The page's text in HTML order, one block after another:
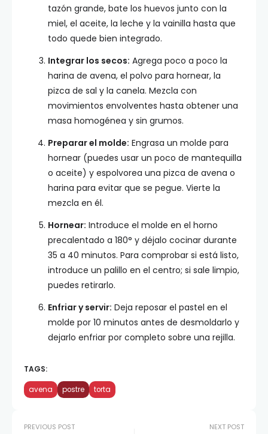
tazón grande, bate los huevos junto con la
miel, el aceite, la leche y la vainilla hasta que
todo quede bien integrado.
Integrar los secos: Agrega poco a poco la
harina de avena, el polvo para hornear, la
pizca de sal y la canela. Mezcla con
movimientos envolventes hasta obtener una
masa homogénea y sin grumos.
Preparar el molde: Engrasa un molde para
hornear (puedes usar un poco de mantequilla
o aceite) y espolvorea una pizca de avena o
harina para evitar que se pegue. Vierte la
mezcla en él.
Hornear: Introduce el molde en el horno
precalentado a 180° y déjalo cocinar durante
35 a 40 minutos. Para comprobar si está listo,
introduce un palillo en el centro; si sale limpio,
puedes retirarlo.
Enfriar y servir: Deja reposar el pastel en el
molde por 10 minutos antes de desmoldarlo y
dejarlo enfriar por completo sobre una rejilla.
TAGS:
avena postre torta
PREVIOUS POST NEXT POST